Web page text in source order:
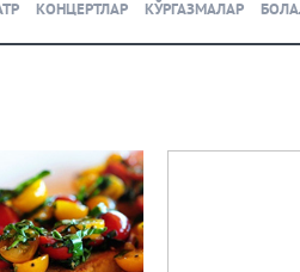
КОНЦЕРТЛАР КЎРГАЗМАЛАР